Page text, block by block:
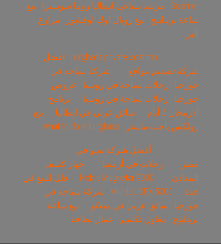
Scanner
مرشد سياحى ايطاليا روما سويسرا
بيع
ساعة بريتلينج
بيع رويال اوك اوفشور
مزارع
البن
hurghada private boat trip
افضل
شركة تصميم مواقع
شركة سياحة في
جورجيا
رحلات سياحة في روسيا
عروض
جورجيا
رحلات سياحة في روسيا
برنامج
أذربيجان 5 أيام
سائق عربي في ايطاليا
بيع
رولكس ياخت ماستر
what to do in hurghada
أفضل شركة سيو في
مصر
رحلات في أرمينيا
جهاز كشف
المعادن
Nokta Magnetar 9000
فلل للبيع في
جدة
Minelab GPX 5000
شركة سياحة في
جورجيا
سائق عربي في ميلانو
بيع ساعة
بريتلينج
مقاول تكسير عمال نظافة